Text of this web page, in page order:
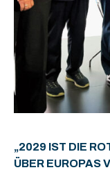
„2029 IST DIE
ÜBER EUROPAS